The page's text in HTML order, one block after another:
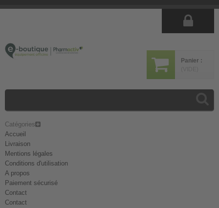
Panier :
Catégories
Accueil
Livraison
Mentions légales
Conditions d'utilisation
A propos
Paiement sécurisé
Contact
Contact